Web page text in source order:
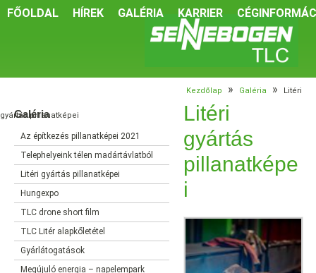
FŐOLDAL HÍREK GALÉRIA KARRIER
Kezdőlap » Galéria » Litéri
gyártás pillanatképei
Litéri
gyártás
pillanatképe
i
Galéria
Az építkezés pillanatképei 2021
Telephelyeink télen madártávlatból
Litéri gyártás pillanatképei
Hungexpo
TLC drone short film
TLC Litér alapkőletétel
Gyárlátogatások
Megújuló energia – napelempark